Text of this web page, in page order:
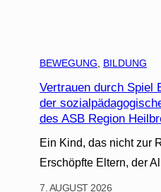
BEWEGUNG BILDUNG
Vertrauen durch Spiel
der
des ASB Region
Ein Kind, das nicht zur
Erschöpfte Eltern, der
7. AUGUST 2026